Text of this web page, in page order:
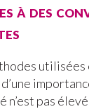
à des
n’est pas